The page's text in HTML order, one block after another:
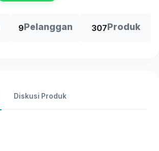
9Pelanggan 307Produk
Diskusi Produk